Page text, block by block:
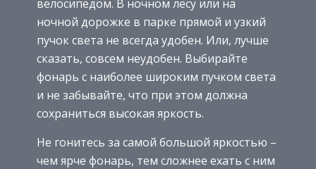
велосипедом. В ночном лесу или на
ночной дорожке в парке прямой и узкий
пучок света не всегда удобен. Или, лучше
сказать, совсем неудобен. Выбирайте
фонарь с наиболее широким пучком света
и не забывайте, что при этом должна
сохраниться высокая яркость.
Не гонитесь за самой большой яркостью –
чем ярче фонарь, тем сложнее ехать с ним